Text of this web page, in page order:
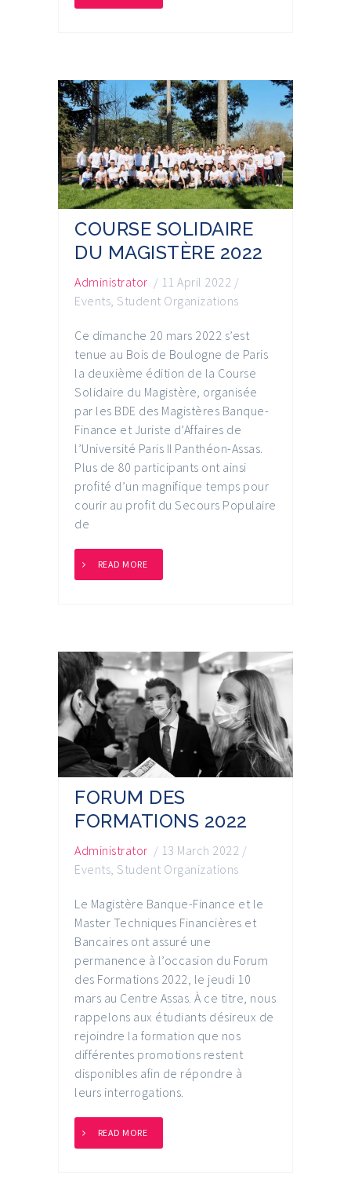
COURSE SOLIDAIRE
DU MAGISTÈRE 2022
Administrator / 11 April 2022 /
Events Student Organizations
Ce dimanche 20 mars 2022 s’est
tenue au Bois de Boulogne de Paris
la deuxième édition de la Course
Solidaire du Magistère, organisée
par les BDE des Magistères Banque-
Finance et Juriste d’Affaires de
l’Université Paris II Panthéon-Assas.
Plus de 80 participants ont ainsi
profité d’un magnifique temps pour
courir au profit du Secours Populaire
de
READ MORE
FORUM DES
FORMATIONS 2022
Administrator / 13 March 2022 /
Events Student Organizations
Le Magistère Banque-Finance et le
Master Techniques Financières et
Bancaires ont assuré une
permanence à l’occasion du Forum
des Formations 2022, le jeudi 10
mars au Centre Assas. À ce titre, nous
rappelons aux étudiants désireux de
rejoindre la formation que nos
différentes promotions restent
disponibles afin de répondre à
leurs interrogations.
READ MORE